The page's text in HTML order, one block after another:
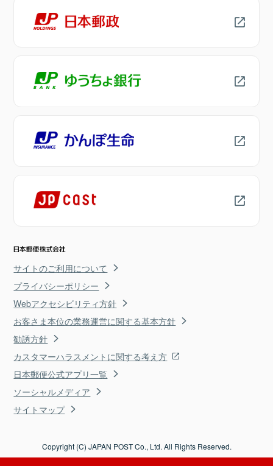
サイトのご利用について
プライバシーポリシー
Webアクセシビリティ方針
お客さま本位の業務運営に関する基本方針
勧誘方針
カスタマーハラスメントに関する考え方
日本郵便公式アプリ一覧
ソーシャルメディア
サイトマップ
Copyright (C) JAPAN POST Co., Ltd. All Rights Reserved.